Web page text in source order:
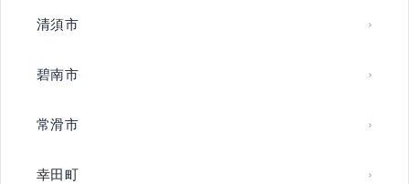
清須市
碧南市
常滑市
幸田町